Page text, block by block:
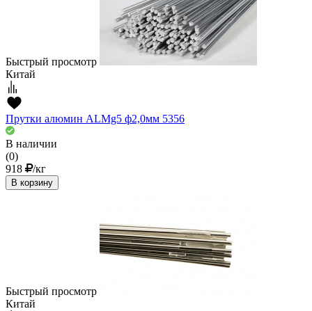
Быстрый просмотр
Китай
Прутки алюмин ALMg5 ф2,0мм 5356
В наличии
(0)
918
/кг
В корзину
Быстрый просмотр
Китай